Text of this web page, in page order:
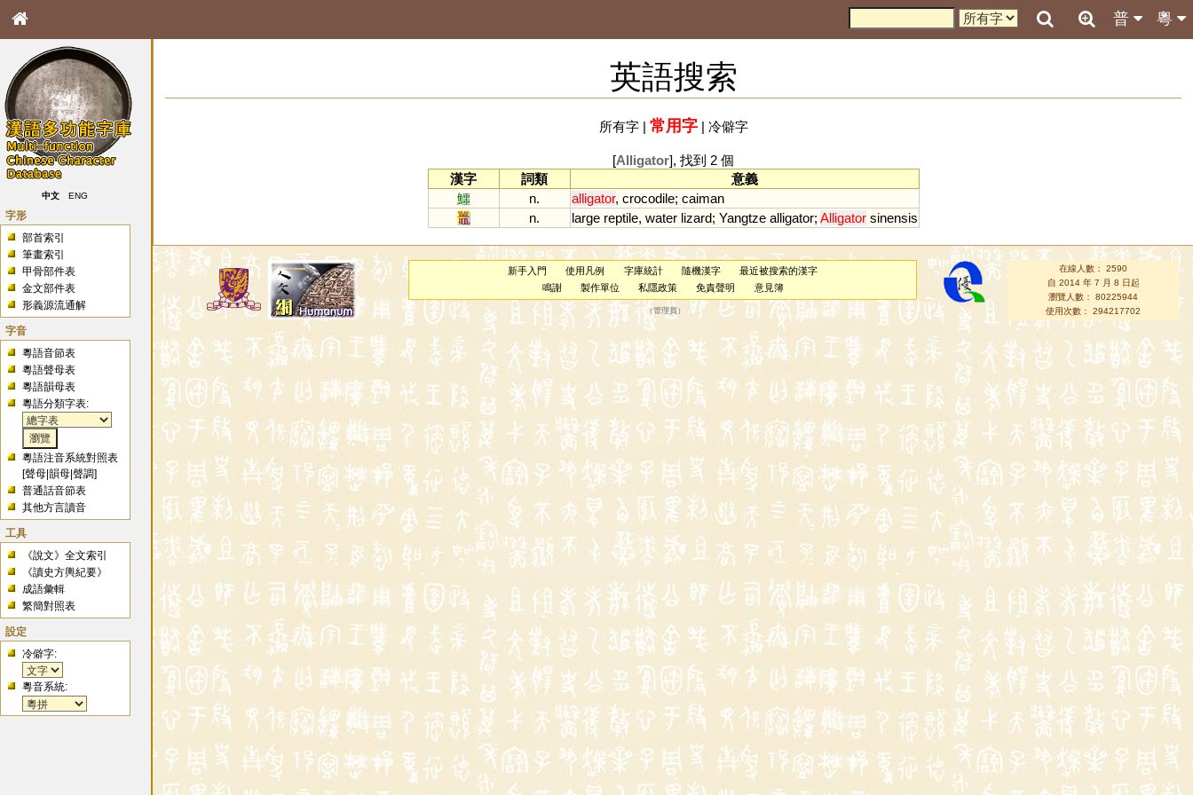
粵
普
中文 ENG
字形
部首索引
筆畫索引
甲骨部件表
金文部件表
形義源流通解
字音
粵語音節表
粵語聲母表
粵語韻母表
粵語分類字表:
粵語注音系統對照表
[聲母 |韻母 |聲調]
普通話音節表
其他方言讀音
工具
《說文》全文索引
《讀史方輿紀要》
成語彙輯
繁簡對照表
設定
冷僻字:
粵音系統:
英語搜索
所有字| 常用字| 冷僻字
[Alligator], 找到 2 個
漢字
詞類
意義
鱷
n. alligator, crocodile; caiman
鼉
n. large reptile, water lizard; Yangtze alligator; Alligator sinensis
新手入門 使用凡例 字庫統計 隨機漢字
最近被搜索的漢字
鳴謝
製作單位 私隱政策 免責聲明 意見簿
（管理員 ）
在線人數： 2590
自 2014 年 7 月 8 日起
瀏覽人數： 80225944
使用次數： 294217702